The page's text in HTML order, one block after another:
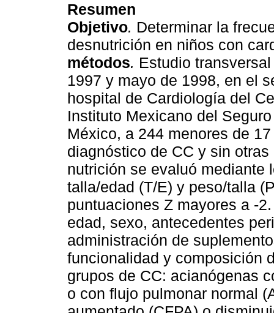
Resumen
Objetivo. Determinar la
desnutrición en niños con
métodos. Estudio
1997 y mayo de 1998, en el
hospital de Cardiología del
Instituto Mexicano del
México, a 244 menores de
diagnóstico de CC y sin
nutrición se evaluó mediante
talla/edad (T/E) y peso/talla
puntuaciones Z mayores a -
edad, sexo, antecedentes
administración de
funcionalidad y composición
grupos de CC: acianógenas
o con flujo pulmonar normal